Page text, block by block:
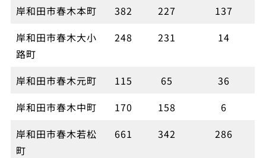
岸和田市春木本町 382 227
137
岸和田市春木大小
路町
248 231 14
岸和田市春木元町 115 65
36
岸和田市春木中町
170 158
6
岸和田市春木若松
町
661 342 286